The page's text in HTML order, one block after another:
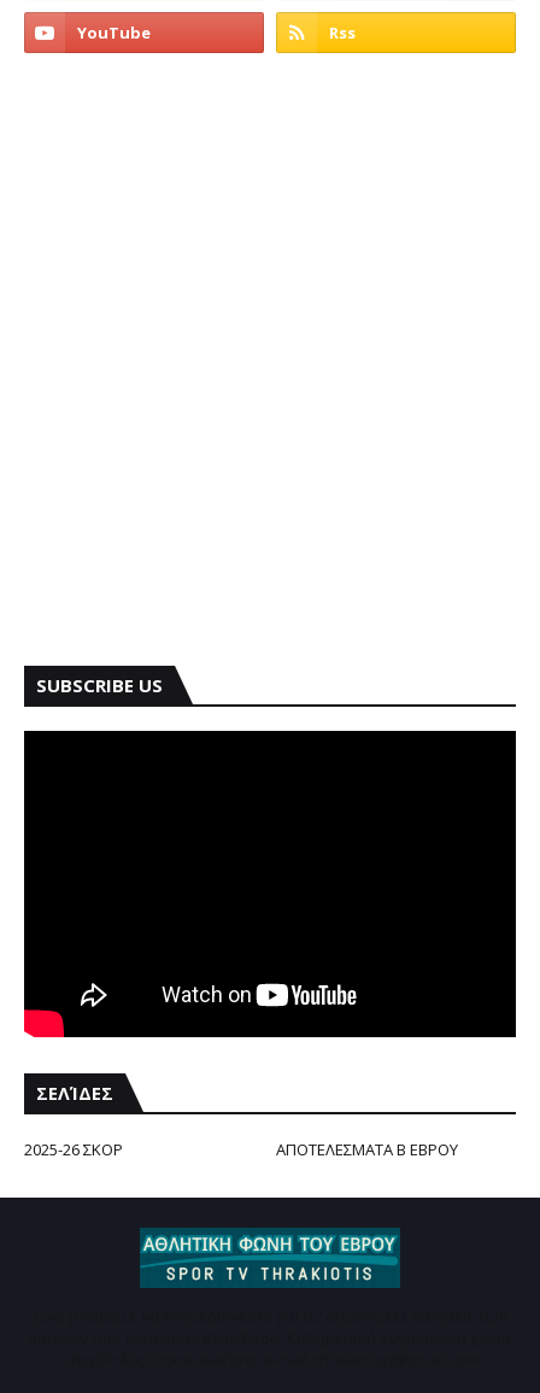
SUBSCRIBE US
ΣΕΛΊΔΕΣ
2025-26 ΣΚΟΡ ΑΠΟΤΕΛΕΣΜΑΤΑ Β ΕΒΡΟΥ